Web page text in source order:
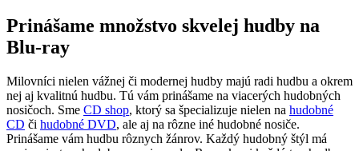
Prinášame množstvo skvelej hudby na
Blu-ray
Milovníci nielen vážnej či modernej hudby majú radi hudbu a okrem
nej aj kvalitnú hudbu. Tú vám prinášame na viacerých hudobných
nosičoch. Sme CD shop, ktorý sa špecializuje nielen na hudobné
CD či hudobné DVD, ale aj na rôzne iné hudobné nosiče.
Prinášame vám hudbu rôznych žánrov. Každý hudobný štýl má